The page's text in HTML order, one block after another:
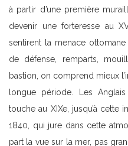
à partir d’une première
devenir une forteresse au
sentirent la menace
de défense, remparts,
bastion, on comprend mieux
longue période. Les
touche au XIXe, jusqu’à cette
1840, qui jure dans cette
part la vue sur la mer, pas